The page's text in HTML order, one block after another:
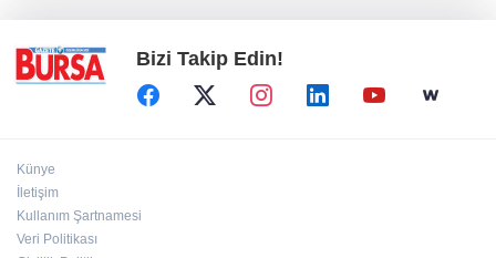
Bizi Takip Edin!
Künye
İletişim
Kullanım Şartnamesi
Veri Politikası